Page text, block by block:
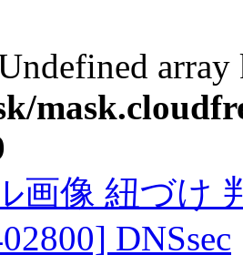
画像 紐づけ
DNSsec